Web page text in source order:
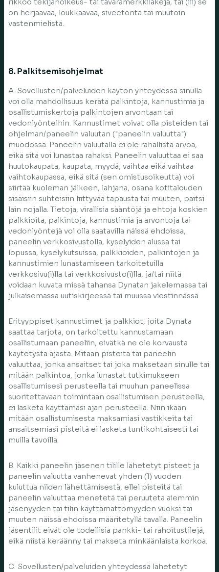
on herjaavaa, loukkaavaa, siveetöntä tai muutoin
vastenmielistä.
8. Palkitsemisohjelmat
A. Sovellusten/palveluiden käytön yhteydessä sinulla
voi olla mahdollisuus kerätä palkintoja, kannustimia ja
osallistumiskertoja palkintojen arvontaan tai
vedonlyönteihin. Kannustimet voivat olla pisteiden tai
ohjelman/paneelin valuutan ("paneelin valuutta")
muodossa. Paneelin valuutalla ei ole rahallista arvoa,
eikä sitä voi lunastaa rahaksi. Paneelin valuuttaa ei saa
huutokaupata, kaupata, myydä, vaihtaa eikä vaihtaa
vaihtokaupassa, eikä sitä (sen omistusoikeutta) voi
siirtää kuoleman jälkeen, lahjana, osana kotitalouden
sisäisiin suhteisiin liittyvää tapausta tai muuten, paitsi
lain nojalla. Tietoja, virallisia sääntöjä ja ehtoja koskien
palkkioita, palkintoja, kannustimia ja arvontoja tai
vedonlyöntejä voi olla saatavilla näissä ehdoissa,
paneelin verkkosivustolla, kyselyiden alussa tai
lopussa, kyselykutsuissa, palkkioiden, palkintojen ja
kannustimien lunastamiseen tarkoitetuilla
verkkosivu(i)lla tai verkkosivusto(i)lla, ja/tai niitä
voidaan kuvata missä tahansa Dynatan jakelemassa tai
julkaisemassa uutiskirjeessä tai muussa viestinnässä.
Erityyppiset kannustimet ja palkkiot, joita Dynata
saattaa tarjota, on tarkoitettu kannustamaan
osallistumaan paneeliin, eivätkä ne ole korvausta
käytetystä ajasta. Mitään pisteitä tai paneelin
valuuttaa, jonka ansaitset tai joka maksetaan sinulle tai
mitään palkintoa, jonka lunastat tutkimukseen
osallistumisesi perusteella tai muuhun paneelissa
suoritettavaan toimintaan osallistumisen perusteella,
ei lasketa käyttämäsi ajan perusteella. Niin ikään
mitään osallistumisesta maksamiasi vastikkeita tai
ansaitsemiasi pisteitä ei lasketa tuntikohtaisesti tai
muilla tavoilla.
B. Kaikki paneelin jäsenen tilille lähetetyt pisteet ja
paneelin valuutta vanhenevat yhden (1) vuoden
kuluttua niiden lähettämisestä, ellei pisteitä tai
paneelin valuuttaa menetetä tai peruuteta aiemmin
jäsenyyden tai tilin käyttämättömyyden vuoksi tai
muuten näissä ehdoissa määritetyllä tavalla. Paneelin
jäsentilit eivät ole todellisia pankki- tai rahoitustilejä,
eikä niistä keräänny tai makseta minkäänlaista korkoa.
C. Sovellusten/palveluiden yhteydessä lähetetyt